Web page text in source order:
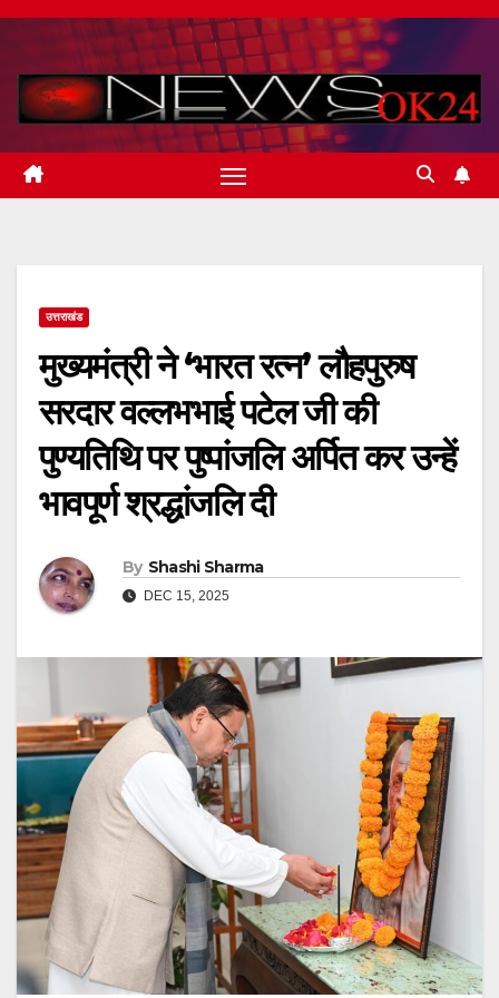
Skip
content
उत्तराखंड
मुख्यमंत्री ने ‘भारत रत्न’ लौहपुरुष
सरदार वल्लभभाई पटेल जी की
पुण्यतिथि पर पुष्पांजलि अर्पित कर उन्हें
भावपूर्ण श्रद्धांजलि दी
By Shashi Sharma
DEC 15, 2025